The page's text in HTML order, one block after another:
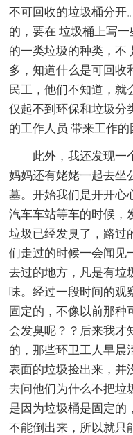
不可回收的垃圾桶分开
的，要在 垃圾桶上写
的一类垃圾的种类，不
多，知道什么是可回收
民工，他们不知道，就
仅起不到环保和垃圾分
的工作人员 带来工作的
此外，我还发现一
妈妈还有姥姥一起去坐
墓。开始我们是开开心
汽车车站等车的时候，
垃圾已经发臭了，路过
们走过的时候一会闻见
去过的地方，凡是有垃
味。经过一段时间的观
固定的，不像以前那种
会发臭呢？？后来我才
的，那些环卫工人早晨
表面的垃圾捡出来，并
去问他们为什么不把垃
是因为垃圾桶是固定的
不能倒出来，所以就只